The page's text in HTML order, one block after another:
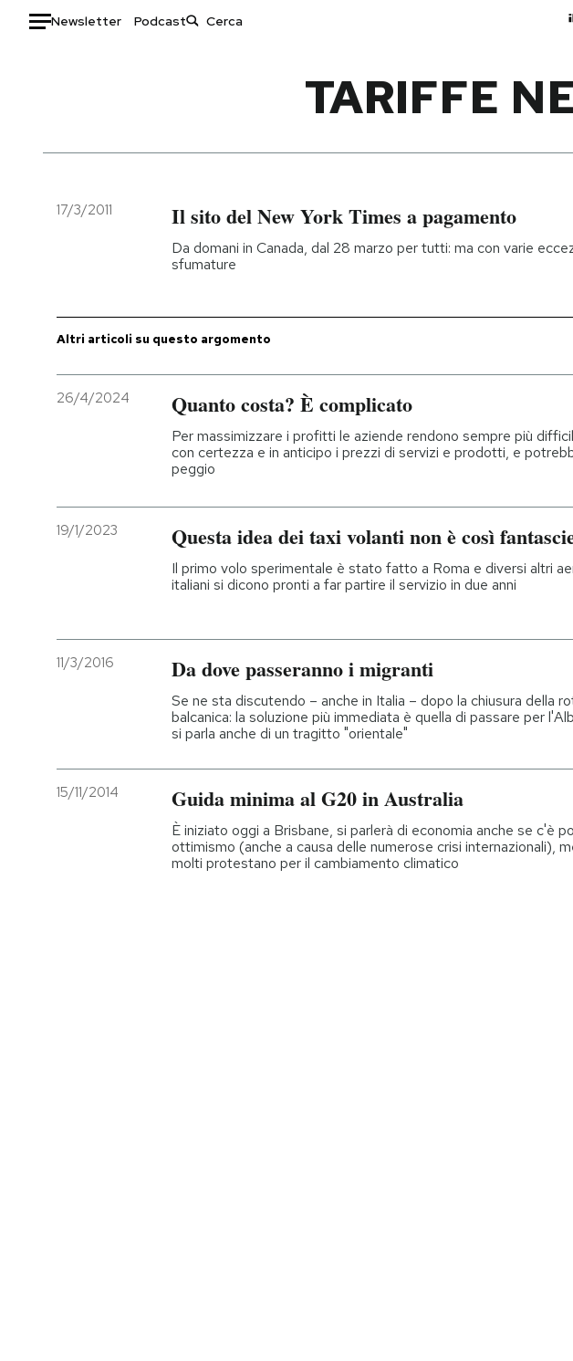
Newsletter Podcast
Italia
Politica
Economia
Moda
Ok Boomer!
Altrecose
NEWSLETTER
AREA PERSONALE
Entra
TARIFFE
17/3/2011 Il sito del New York Times a pagamento
Da domani in Canada, dal 28 marzo per tutti: ma con varie
sfumature
Altri articoli su questo argomento
26/4/2024 Quanto costa? È complicato
Per massimizzare i profitti le aziende rendono sempre più
con certezza e in anticipo i prezzi di servizi e prodotti, e
peggio
19/1/2023 Questa idea dei taxi volanti non è così
Il primo volo sperimentale è stato fatto a Roma e diversi altri
italiani si dicono pronti a far partire il servizio in due anni
11/3/2016 Da dove passeranno i migranti
Se ne sta discutendo – anche in Italia – dopo la chiusura della
balcanica: la soluzione più immediata è quella di passare per
si parla anche di un tragitto "orientale"
15/11/2014 Guida minima al G20 in Australia
È iniziato oggi a Brisbane, si parlerà di economia anche se c'è
ottimismo (anche a causa delle numerose crisi internazionali),
molti protestano per il cambiamento climatico